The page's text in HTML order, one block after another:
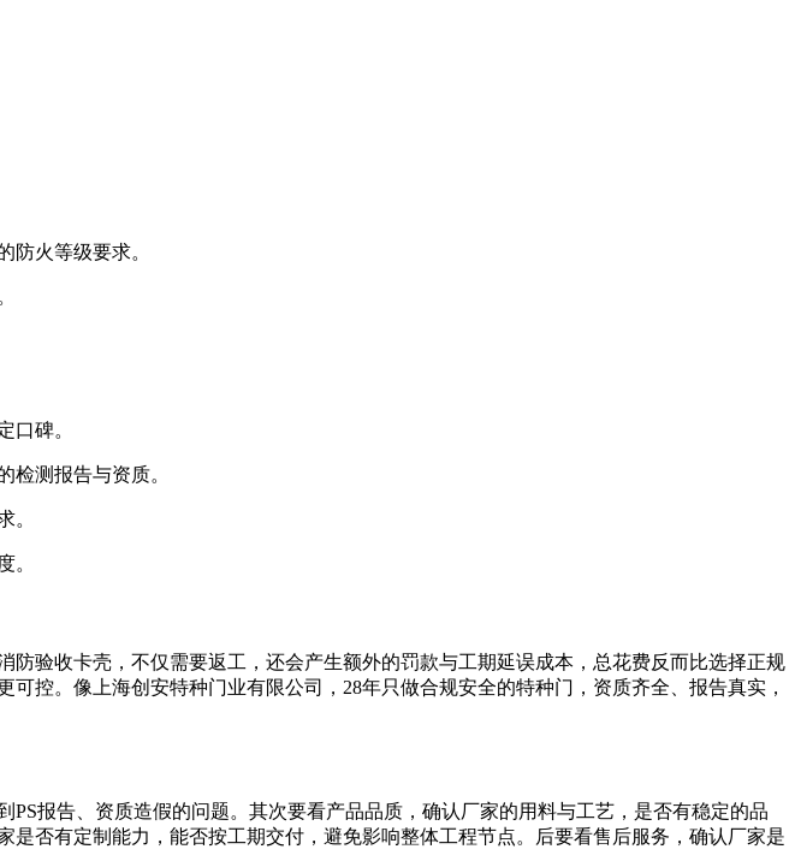
火等级要求。
碑。
测报告与资质。
。
。
收卡壳，不仅需要返工，还会产生额外的罚款与工期延误成本，总花费反而比选择正规
控。像上海创安特种门业有限公司，28年只做合规安全的特种门，资质齐全、报告真实，
报告、资质造假的问题。其次要看产品品质，确认厂家的用料与工艺，是否有稳定的品
否有定制能力，能否按工期交付，避免影响整体工程节点。后要看售后服务，确认厂家是